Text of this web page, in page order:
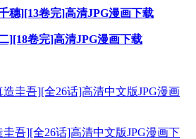
穗][13卷完]高清JPG漫画下载
][18卷完]高清JPG漫画下载
吾][全26话]高清中文版JPG漫画下